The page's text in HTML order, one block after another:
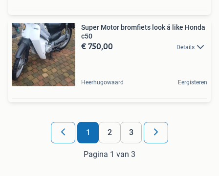
Super Motor bromfiets look á like Honda
c50
€ 750,00 Details
Heerhugowaard Eergisteren
1 2 3
Pagina 1 van 3